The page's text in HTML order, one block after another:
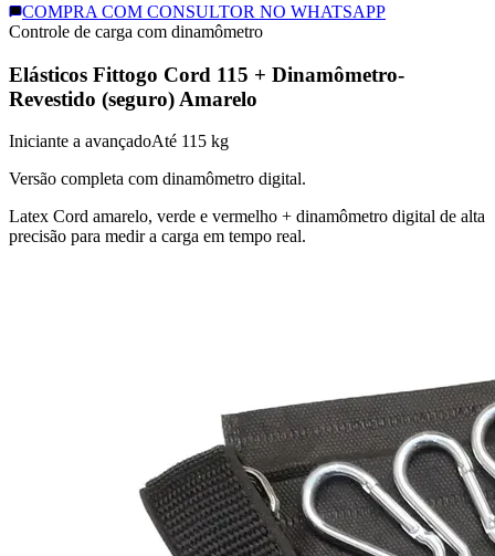
COMPRA COM CONSULTOR NO WHATSAPP
Controle de carga com dinamômetro
Elásticos Fittogo Cord 115 + Dinamômetro-
Revestido (seguro) Amarelo
Iniciante a avançadoAté 115 kg
Versão completa com dinamômetro digital.
Latex Cord amarelo, verde e vermelho + dinamômetro digital de alta
precisão para medir a carga em tempo real.